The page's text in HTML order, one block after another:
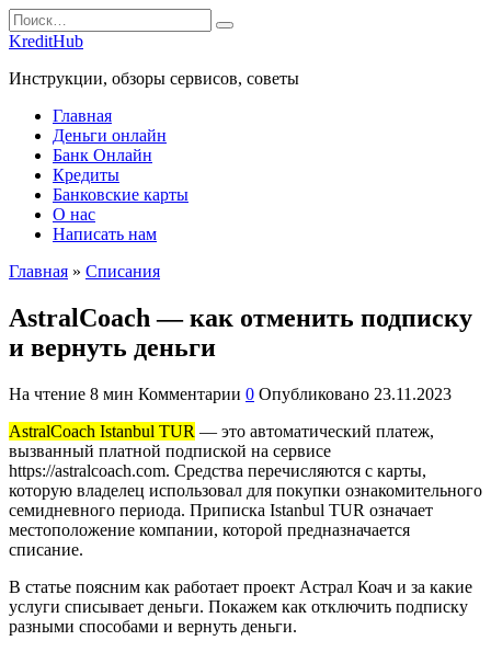
Перейти
к
Search
for:
KreditHub
Инструкции, обзоры сервисов, советы
Главная
Деньги онлайн
Банк Онлайн
Кредиты
Банковские карты
О нас
Написать нам
Главная » Списания
AstralCoach — как отменить подписку
и вернуть деньги
На чтение 8 мин Комментарии 0 Опубликовано 23.11.2023
AstralCoach Istanbul TUR — это автоматический платеж,
вызванный платной подпиской на сервисе
https://astralcoach.com. Средства перечисляются с карты,
которую владелец использовал для покупки ознакомительного
семидневного периода. Приписка Istanbul TUR означает
местоположение компании, которой предназначается
списание.
В статье поясним как работает проект Астрал Коач и за какие
услуги списывает деньги. Покажем как отключить подписку
разными способами и вернуть деньги.